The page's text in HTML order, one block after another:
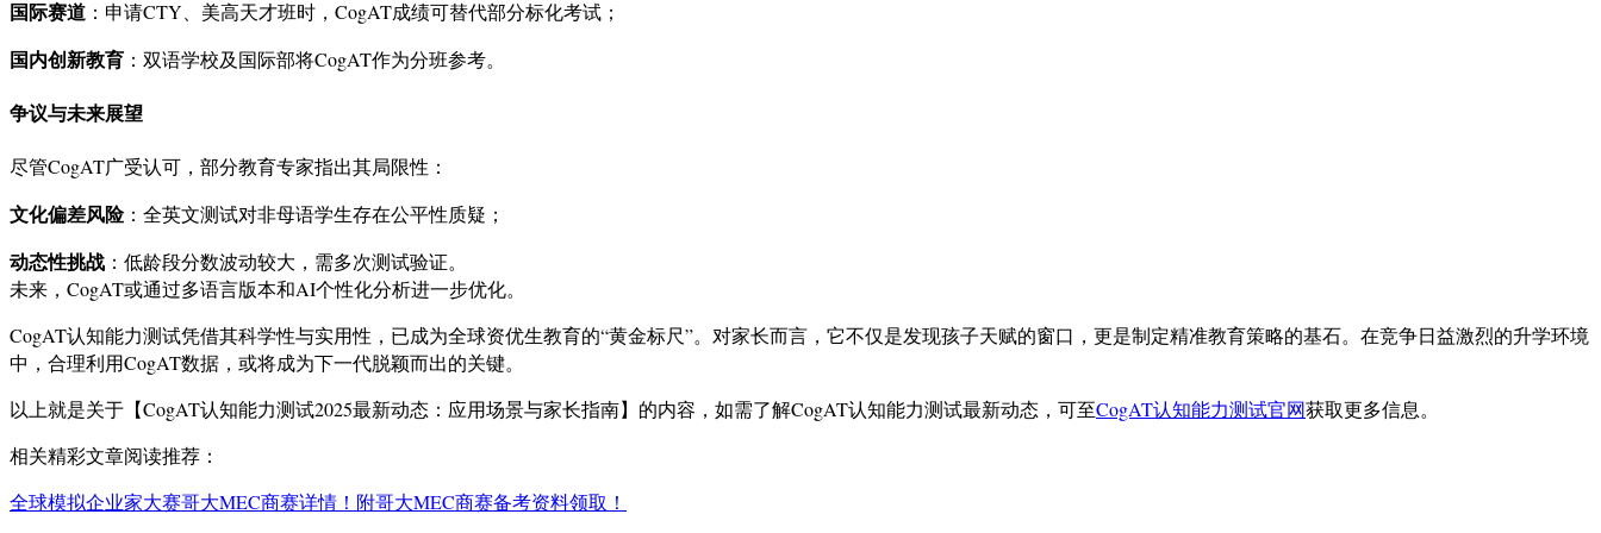
国际赛道 ：申请CTY、美高天才班时，CogAT成绩可替代部分标化考试；
国内创新教育 ：双语学校及国际部将CogAT作为分班参考。
争议与未来展望
尽管CogAT广受认可，部分教育专家指出其局限性：
文化偏差风险：全英文测试对非母语学生存在公平性质疑；
动态性挑战 ：低龄段分数波动较大，需多次测试验证。
未来，CogAT或通过多语言版本和AI个性化分析进一步优化。
CogAT认知能力测试凭借其科学性与实用性，已成为全球资优生教育的“黄金标尺”。对家长而言，它不仅是发现孩子天赋的窗口，更是制定精准教育策略的基石。在竞争日益激烈的升学环境
中，合理利用CogAT数据，或将成为下一代脱颖而出的关键。
以上就是关于【CogAT认知能力测试2025最新动态：应用场景与家长指南】的内容，如需了解CogAT认知能力测试最新动态，可至CogAT认知能力测试官网获取更多信息。
相关精彩文章阅读推荐：
全球模拟企业家大赛哥大MEC商赛详情！附哥大MEC商赛备考资料领取！